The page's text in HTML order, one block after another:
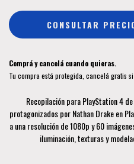
Comprá y cancelá cuando quieras.
Tu compra está protegida, cancelá gratis
Recopilación para PlayStation 4
protagonizados por Nathan Drake en
a una resolución de 1080p y 60
iluminación, texturas y